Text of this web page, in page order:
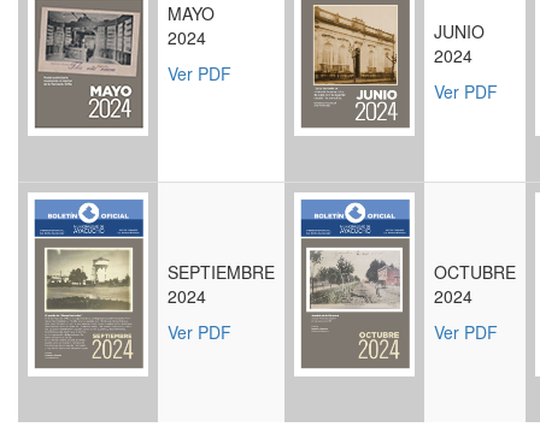
MAYO
2024
Ver PDF
JUNIO
2024
Ver PDF
SEPTIEMBRE
2024
Ver PDF
OCTUBRE
2024
Ver PDF